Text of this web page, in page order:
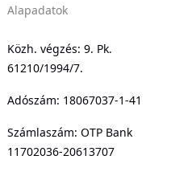
Alapadatok
Közh. végzés: 9. Pk.
61210/1994/7.
Adószám: 18067037-1-41
Számlaszám: OTP Bank
11702036-20613707